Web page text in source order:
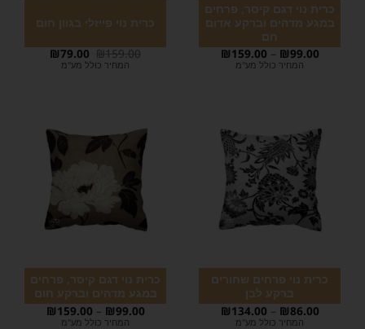
כרית נוי דגם קיסר, פרחים
במגע מדהים וברקע אדום
חם
₪99.00
–
₪159.00
המחיר כולל מע"מ
כרית נוי פייזלי בגוון חום
₪ 159.00
₪79.00
המחיר כולל מע"מ
כרית נוי פרחים שחורים
ברקע לבן
₪86.00
–
₪134.00
המחיר כולל מע"מ
כרית נוי דגם קיסר, פרחים
במגע מדהים וברקע חום
₪99.00
–
₪159.00
המחיר כולל מע"מ